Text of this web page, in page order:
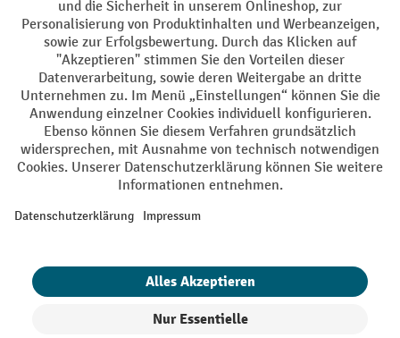
Impressum Datenschutz
Barrierefreiheit Privacy Settings
Alle Preise exkl. gesetzl. Mehrwertsteuer zzgl.Versandkostenund ggf.
Nachnahmegebühren, wenn nicht anders angegeben.
¹ Der Rabatt gilt so lange der Vorrat reicht. Der Rabatt gilt nicht auf
oder Gutscheinen ist nicht möglich. | ² Der Rabatt wird einmalig bei
eingelöst werden. Die Höhe des Rabatts variiert je nach
Produktkategorie und beträgt bis zu 10 % (10 % auf Lager, Umwelt,
Heben | 7% auf Büro). Ausgenommen sind Elektro-Hubwagen,